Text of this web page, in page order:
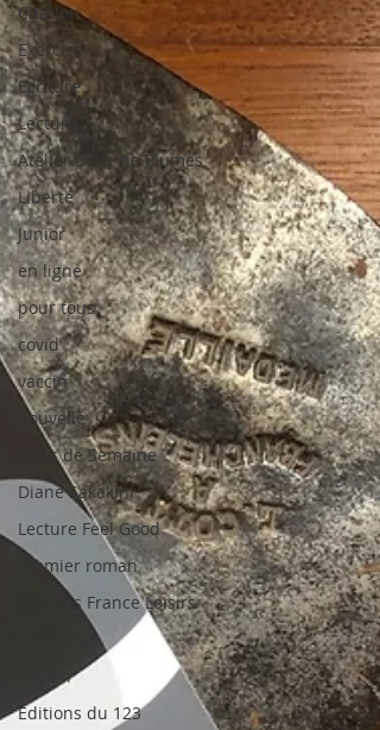
Citation
Exercice
Ecriture
Lecture
Atelier Bulle de Plumes
Liberté
Junior
en ligne
pour tous
covid
vaccin
nouvelle
Jours de Semaine
Diane Sakakini
Lecture Feel Good
Premier roman
Editions France Loisirs
Dédicaces
Toulon
Editions du 123